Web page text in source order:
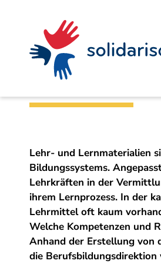
Navigieren
solidarisch.li
Inhalt
von
Digitale
Lehr- und Lernmaterialien
Bildungssystems.
Lehrkräften in der
ihrem Lernprozess. In der
Lehrmittel oft kaum
Welche Kompetenzen und
Anhand der Erstellung von
die